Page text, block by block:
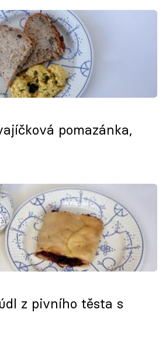
pomazánka,
z pivního těsta s